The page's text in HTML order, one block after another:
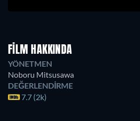
FILM HAKKINDA
YÖNETMEN
Noboru Mitsusawa
DEĞERLENDIRME
7.7 (2k)